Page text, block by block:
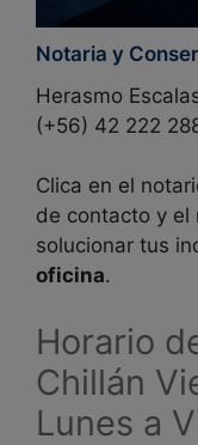
Notaria y
Herasmo
(+56) 42 222
Clica en el
de contacto y el
solucionar tus
oficina.
Horario
Chillán
Lunes a